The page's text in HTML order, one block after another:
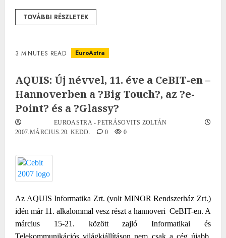
TOVÁBBI RÉSZLETEK
3 MINUTES READ EuroAstra
AQUIS: Új névvel, 11. éve a CeBIT-en –
Hannoverben a ?Big Touch?, az ?e-
Point? és a ?Glassy?
EUROASTRA - PETRÁSOVITS ZOLTÁN
2007.MÁRCIUS.20. KEDD.
0 0
Az AQUIS Informatika Zrt. (volt MINOR Rendszerház Zrt.)
idén már 11. alkalommal vesz részt a hannoveri CeBIT-en. A
március 15-21. között zajló Informatikai és
Telekommunikációs világkiállításon nem csak a cég újabb,